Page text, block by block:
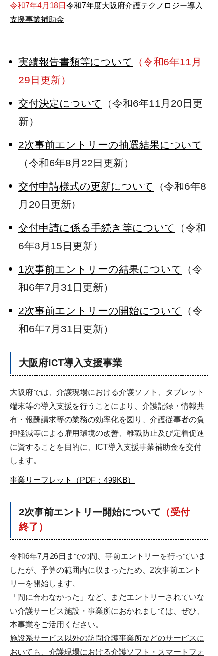
令和7年4月18日 令和7年度大阪府介護テクノロジー導入
支援事業補助金
実績報告書類等について
（令和6年11月
29日更新）
交付決定について
（令和6年11月20日更
新）
2次事前エントリーの抽選結果について
（令和6年8月22日更新）
交付申請様式の更新について
（令和6年8
月20日更新）
交付申請に係る手続き等について
（令和
6年8月15日更新）
1次事前エントリーの結果について
（令
和6年7月31日更新）
2次事前エントリーの開始について
（令
和6年7月31日更新）
大阪府ICT導入支援事業
大阪府では、介護現場における介護ソフト、タブレット
端末等の導入支援を行うことにより、介護記録・情報共
有・報酬請求等の業務の効率化を図り、介護従事者の負
担軽減等による雇用環境の改善、離職防止及び定着促進
に資することを目的に、ICT導入支援事業補助金を交付
します。
事業リーフレット（PDF：499KB）
2次事前エントリー開始について （受付
終了）
令和6年7月26日までの間、事前エントリーを行っていま
したが、予算の範囲内に収まったため、2次事前エント
リーを開始します。
「間に合わなかった」など、まだエントリーされていな
い介護サービス施設・事業所におかれましては、ぜひ、
本事業をご活用ください。
施設系サービス以外の訪問介護事業所などのサービスに
おいても、介護現場における介護ソフト・スマートフォ